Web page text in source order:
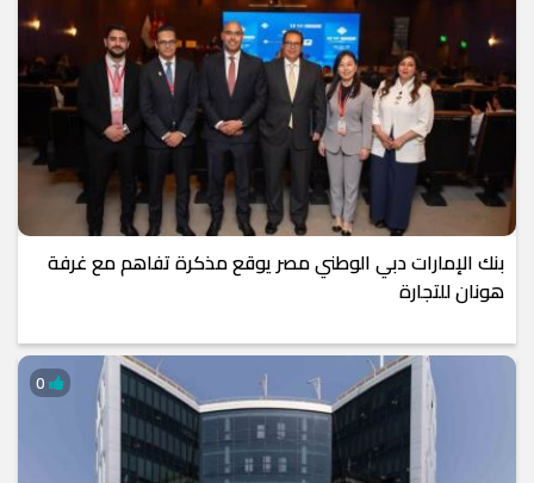
بنك الإمارات دبي الوطني مصر يوقع مذكرة تفاهم مع غرفة
هونان للتجارة